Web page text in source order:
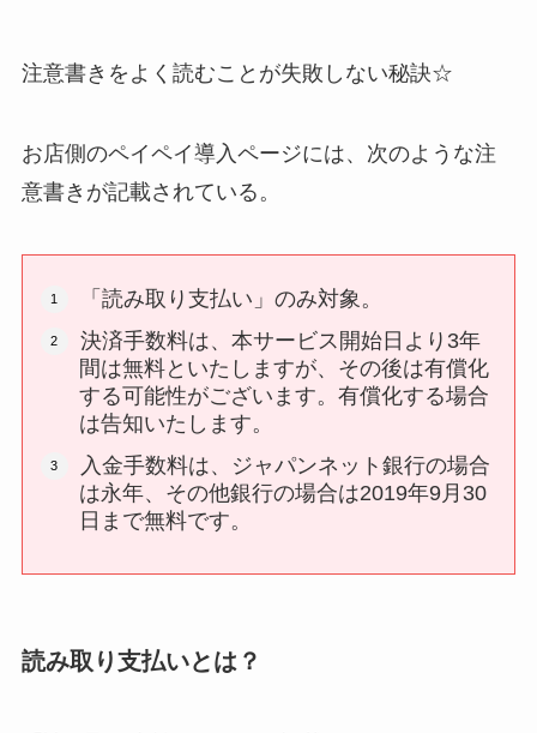
注意書きをよく読むことが失敗しない秘訣☆
お店側のペイペイ導入ページには、次のような注
意書きが記載されている。
「読み取り支払い」のみ対象。
決済手数料は、本サービス開始日より3年
間は無料といたしますが、その後は有償化
する可能性がございます。有償化する場合
は告知いたします。
入金手数料は、ジャパンネット銀行の場合
は永年、その他銀行の場合は2019年9月30
日まで無料です。
読み取り支払いとは？